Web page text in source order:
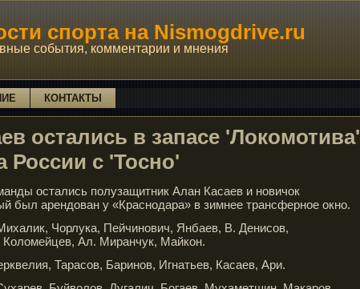
спорта на Nismogdrive.ru
события, комментарии и мнения
КОНТАКТЫ
остались в запасе 'Локомотива'
России с 'Тосно'
остались полузащитник Алан Касаев и новичок
был арендован у «Краснодара» в зимнее трансферное окно.
Чорлука, Пейчинович, Янбаев, В. Денисов,
Ал. Миранчук, Майкон.
Тарасов, Баринов, Игнатьев, Касаев, Ари.